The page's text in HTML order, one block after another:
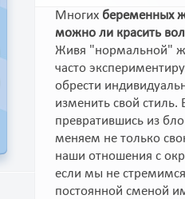
Многих беременных
можно ли красить
Живя "нормальной"
часто
обрести
изменить свой стиль.
превратившись из
меняем не только
наши отношения с
если мы не
постоянной сменой